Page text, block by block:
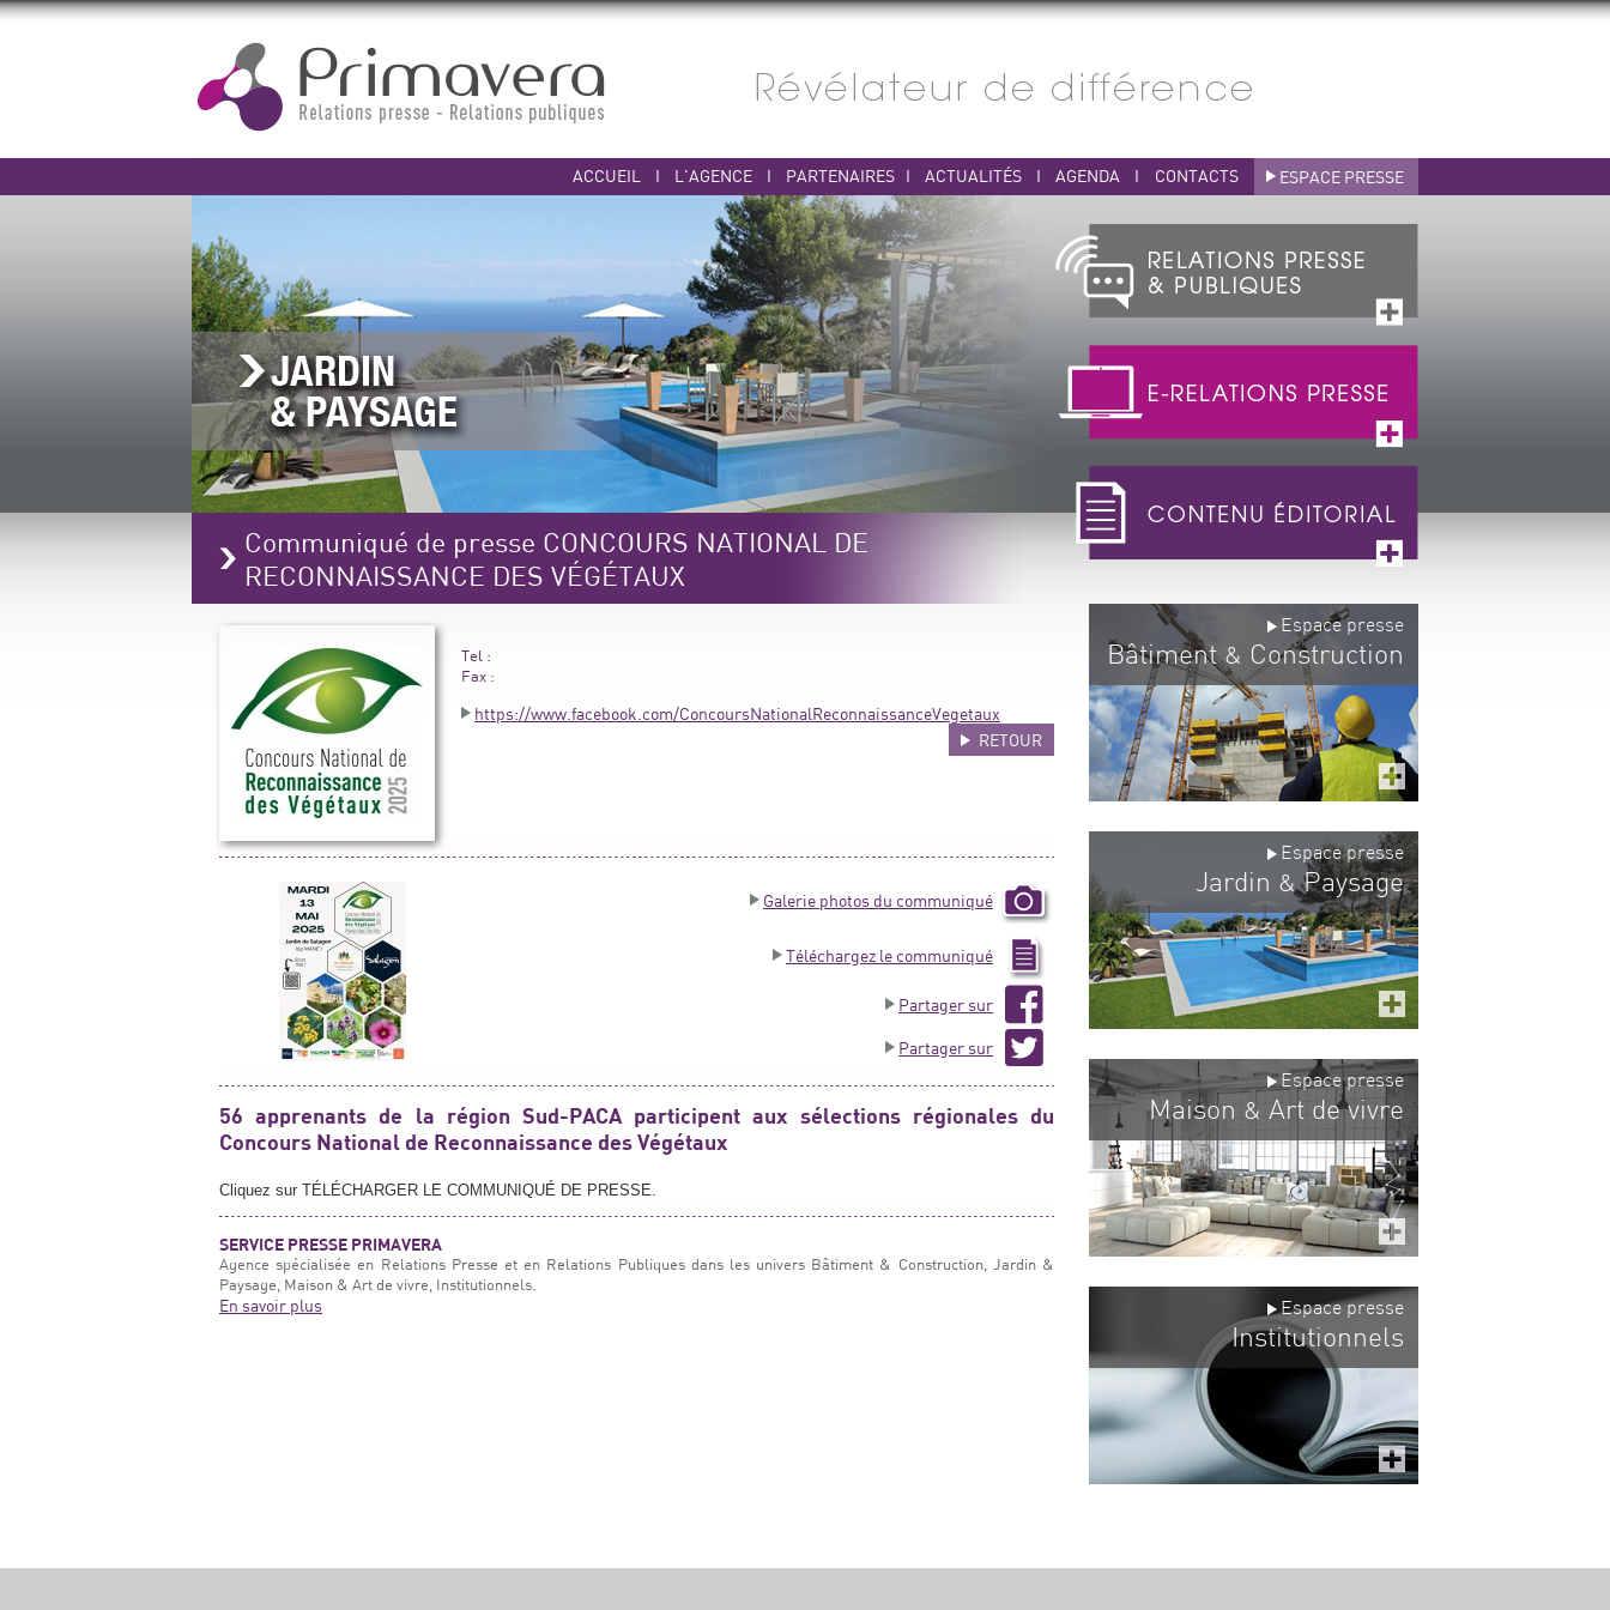
ACCUEIL I L'AGENCE I PARTENAIRES I ACTUALITÉS I AGENDA I CONTACTS ESPACE PRESSE
Communiqué de presse CONCOURS NATIONAL DE
RECONNAISSANCE DES VÉGÉTAUX
Tel :
Fax :
https://www.facebook.com/ConcoursNationalReconnaissanceVegetaux
RETOUR
Galerie photos du communiqué
Téléchargez le communiqué
Partager sur
Partager sur
56 apprenants de la région Sud-PACA participent aux sélections régionales du
Concours National de Reconnaissance des Végétaux
Cliquez sur TÉLÉCHARGER LE COMMUNIQUÉ DE PRESSE.
SERVICE PRESSE PRIMAVERA
Agence spécialisée en Relations Presse et en Relations Publiques dans les univers Bâtiment & Construction, Jardin &
Paysage, Maison & Art de vivre, Institutionnels.
En savoir plus
Espace presse
Bâtiment& Construction
Espace presse
Jardin &Paysage
Espace presse
Maison & Art de vivre
Espace presse
Institutionnels